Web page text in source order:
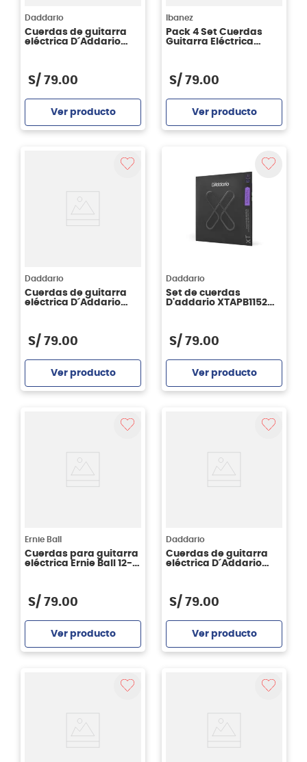
Daddario
Cuerdas de guitarra
eléctrica D´Addario
S/ 79.00
Ver producto
Ibanez
Pack 4 Set Cuerdas
Guitarra Eléctrica
S/ 79.00
Ver producto
Daddario
Cuerdas de guitarra
eléctrica D´Addario
S/ 79.00
Ver producto
Daddario
Set de cuerdas
D'addario XTAPB1152
S/ 79.00
Ver producto
Ernie Ball
Cuerdas para guitarra
eléctrica Ernie Ball 12-
S/ 79.00
Ver producto
Daddario
Cuerdas de guitarra
eléctrica D´Addario
S/ 79.00
Ver producto